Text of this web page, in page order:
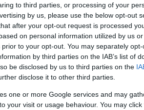
to third parties, or processing of your
by us, please use the below opt-out
after your opt-out request is processed
on personal information utilized by us
to your opt-out. You may separately
by third parties on the IAB’s list of
be disclosed by us to third parties on the
disclose it to other third parties.
one or more Google services and may
your visit or usage behaviour. You may
nagyon szerencsés vagyok,
Anyukám mindig szerette
Bárhová eljuthatunk, és
a családi utazások során,
a leginkább önfeledten,